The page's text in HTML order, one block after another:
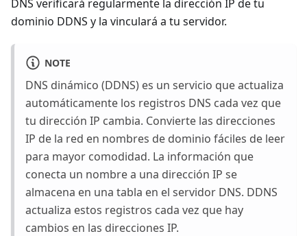
DNS verificará regularmente la dirección IP de tu
dominio DDNS y la vinculará a tu servidor.
NOTE
DNS dinámico (DDNS) es un servicio que actualiza
automáticamente los registros DNS cada vez que
tu dirección IP cambia. Convierte las direcciones
IP de la red en nombres de dominio fáciles de leer
para mayor comodidad. La información que
conecta un nombre a una dirección IP se
almacena en una tabla en el servidor DNS. DDNS
actualiza estos registros cada vez que hay
cambios en las direcciones IP.